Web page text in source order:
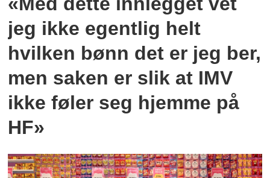
jeg ikke egentlig helt
hvilken bønn det er jeg ber,
men saken er slik at IMV
ikke føler seg hjemme på
HF»